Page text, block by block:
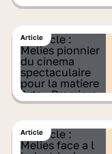
Article
Article